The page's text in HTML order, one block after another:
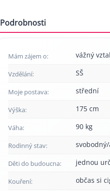
Podrobnosti
Mám zájem o: vážný
Vzdělání: SŠ
Moje postava: střední
Výška: 175 cm
Váha: 90 kg
Rodinný stav: svobodný/
Děti do budoucna: jednou
Kouření: občas si